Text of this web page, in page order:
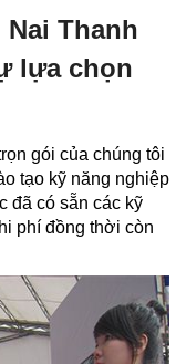
Thanh
lựa chọn
gói của chúng tôi
tạo kỹ năng nghiệp
đã có sẵn các kỹ
phí đồng thời còn